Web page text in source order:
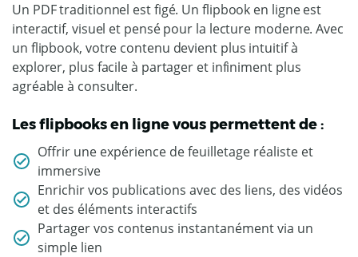
Un PDF traditionnel est figé. Un flipbook en ligne est
interactif, visuel et pensé pour la lecture moderne. Avec
un flipbook, votre contenu devient plus intuitif à
explorer, plus facile à partager et infiniment plus
agréable à consulter.
Les flipbooks en ligne vous permettent de :
Offrir une expérience de feuilletage réaliste et
immersive
Enrichir vos publications avec des liens, des vidéos
et des éléments interactifs
Partager vos contenus instantanément via un
simple lien